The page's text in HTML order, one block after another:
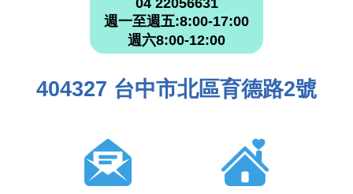
週一至週五:8:00-17:00
週六8:00-12:00
404327 台中市北區育德路2號